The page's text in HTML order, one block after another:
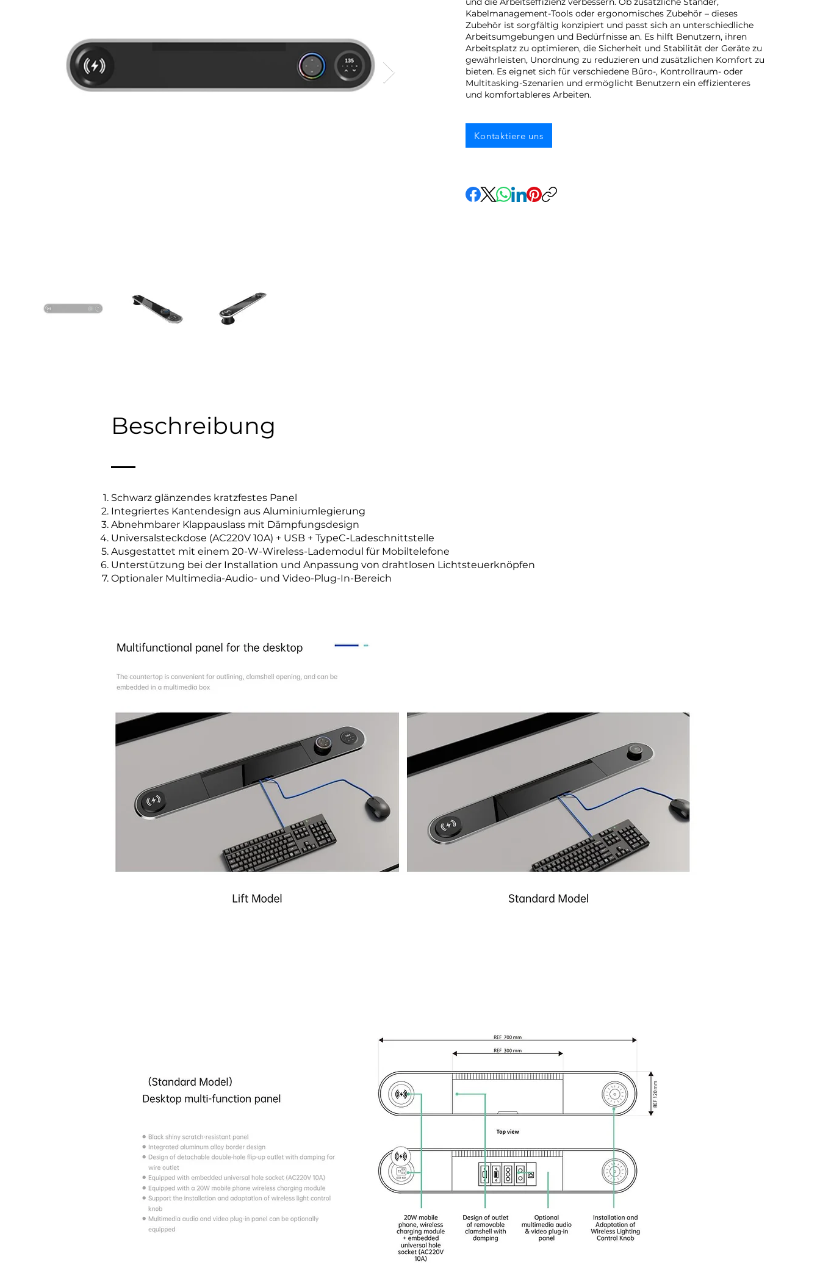
Kabelmanagement-Tools oder ergonomisches Zubehör – dieses
Zubehör ist sorgfältig konzipiert und passt sich an unterschiedliche
Arbeitsumgebungen und Bedürfnisse an. Es hilft Benutzern, ihren
Arbeitsplatz zu optimieren, die Sicherheit und Stabilität der Geräte zu
gewährleisten, Unordnung zu reduzieren und zusätzlichen Komfort zu
bieten. Es eignet sich für verschiedene Büro-, Kontrollraum- oder
Multitasking-Szenarien und ermöglicht Benutzern ein effizienteres
und komfortableres Arbeiten.
Kontaktiere uns
Beschreibung
Schwarz glänzendes kratzfestes Panel
Integriertes Kantendesign aus Aluminiumlegierung
Abnehmbarer Klappauslass mit Dämpfungsdesign
Universalsteckdose (AC220V 10A) + USB + TypeC-Ladeschnittstelle
Ausgestattet mit einem 20-W-Wireless-Lademodul für Mobiltelefone
Unterstützung bei der Installation und Anpassung von drahtlosen Lichtsteuerknöpfen
Optionaler Multimedia-Audio- und Video-Plug-In-Bereich